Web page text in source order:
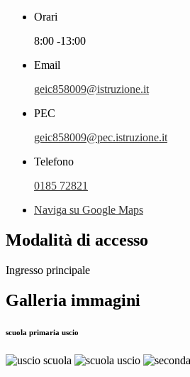
Orari
8:00 -13:00
Email
geic858009@istruzione.it
PEC
geic858009@pec.istruzione.it
Telefono
0185 72821
Naviga su Google Maps
Modalità di accesso
Ingresso principale
Galleria immagini
scuola primaria uscio